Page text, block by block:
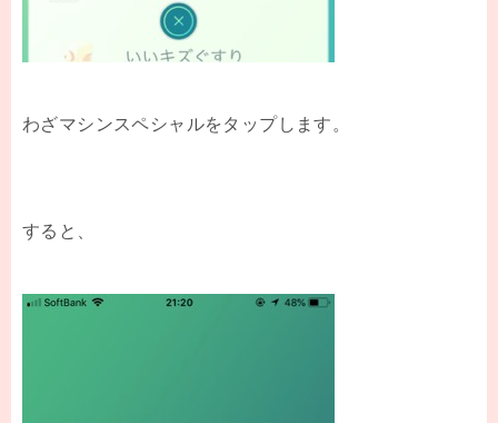
わざマシンスペシャルをタップします。
すると、